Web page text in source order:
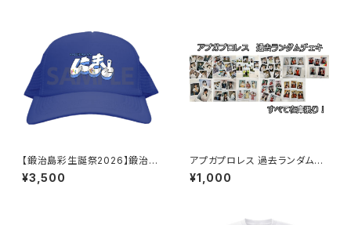
【鍛治島彩生誕祭2026】鍛治島
にきちゃん キャップ
¥3,500
アプガプロレス 過去ランダムチ
ェキ
¥1,000